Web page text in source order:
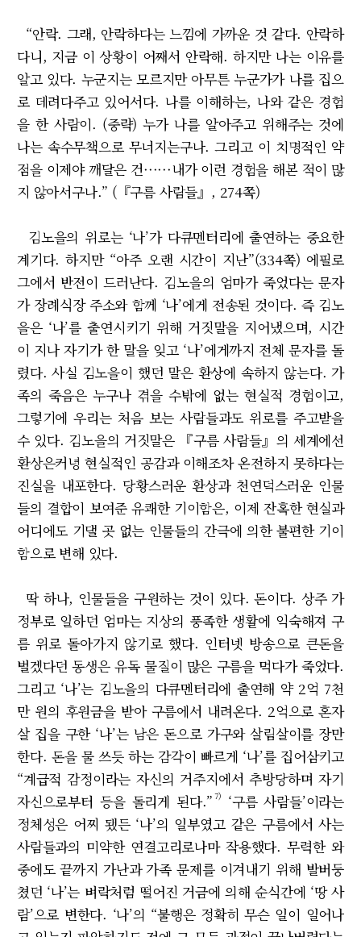
“안락. 그래, 안락하다는 느낌에 가까운 것 같다. 안락하
다니, 지금 이 상황이 어째서 안락해. 하지만 나는 이유를
알고 있다. 누군지는 모르지만 아무튼 누군가가 나를 집으
로 데려다주고 있어서다. 나를 이해하는, 나와 같은 경험
을 한 사람이. (중략) 누가 나를 알아주고 위해주는 것에
나는 속수무책으로 무너지는구나. 그리고 이 치명적인 약
점을 이제야 깨달은 건······내가 이런 경험을 해본 적이 많
지 않아서구나.” (『구름 사람들』, 274쪽)
김노을의 위로는 ‘나’가 다큐멘터리에 출연하는 중요한
계기다. 하지만 “아주 오랜 시간이 지난”(334쪽) 에필로
그에서 반전이 드러난다. 김노을의 엄마가 죽었다는 문자
가 장례식장 주소와 함께 ‘나’에게 전송된 것이다. 즉 김노
을은 ‘나’를 출연시키기 위해 거짓말을 지어냈으며, 시간
이 지나 자기가 한 말을 잊고 ‘나’에게까지 전체 문자를 돌
렸다. 사실 김노을이 했던 말은 환상에 속하지 않는다. 가
족의 죽음은 누구나 겪을 수밖에 없는 현실적 경험이고,
그렇기에 우리는 처음 보는 사람들과도 위로를 주고받을
수 있다. 김노을의 거짓말은 『구름 사람들』의 세계에선
환상은커녕 현실적인 공감과 이해조차 온전하지 못하다는
진실을 내포한다. 당황스러운 환상과 천연덕스러운 인물
들의 결합이 보여준 유쾌한 기이함은, 이제 잔혹한 현실과
어디에도 기댈 곳 없는 인물들의 간극에 의한 불편한 기이
함으로 변해 있다.
딱 하나, 인물들을 구원하는 것이 있다. 돈이다. 상주 가
정부로 일하던 엄마는 지상의 풍족한 생활에 익숙해져 구
름 위로 돌아가지 않기로 했다. 인터넷 방송으로 큰돈을
벌겠다던 동생은 유독 물질이 많은 구름을 먹다가 죽었다.
그리고 ‘나’는 김노을의 다큐멘터리에 출연해 약 2억 7천
만 원의 후원금을 받아 구름에서 내려온다. 2억으로 혼자
살 집을 구한 ‘나’는 남은 돈으로 가구와 살림살이를 장만
한다. 돈을 물 쓰듯 하는 감각이 빠르게 ‘나’를 집어삼키고
“계급적 감정이라는 자신의 거주지에서 추방당하며 자기
자신으로부터 등을 돌리게 된다.” 7)
‘구름 사람들’이라는
정체성은 어찌 됐든 ‘나’의 일부였고 같은 구름에서 사는
사람들과의 미약한 연결고리로나마 작용했다. 무력한 와
중에도 끝까지 가난과 가족 문제를 이겨내기 위해 발버둥
쳤던 ‘나’는 벼락처럼 떨어진 거금에 의해 순식간에 ‘땅 사
람’으로 변한다. ‘나’의 “불행은 정확히 무슨 일이 일어나